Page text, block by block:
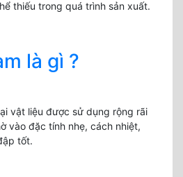
thiếu trong quá trình sản xuất.
là gì ?
vật liệu được sử dụng rộng rãi
vào đặc tính nhẹ, cách nhiệt,
tốt.